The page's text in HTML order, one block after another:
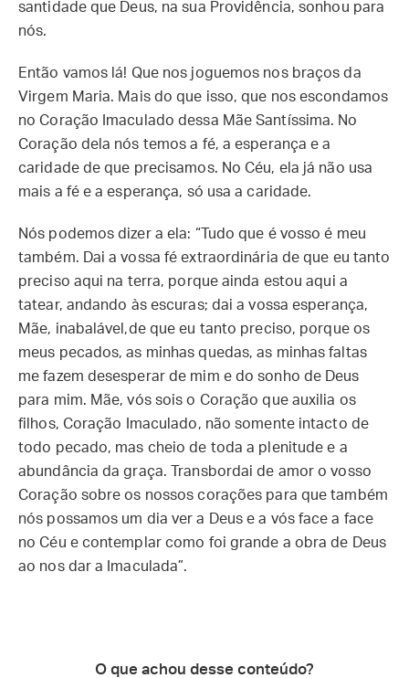
santidade que Deus, na sua Providência, sonhou para
nós.
Então vamos lá! Que nos joguemos nos braços da
Virgem Maria. Mais do que isso, que nos escondamos
no Coração Imaculado dessa Mãe Santíssima. No
Coração dela nós temos a fé, a esperança e a
caridade de que precisamos. No Céu, ela já não usa
mais a fé e a esperança, só usa a caridade.
Nós podemos dizer a ela: “Tudo que é vosso é meu
também. Dai a vossa fé extraordinária de que eu tanto
preciso aqui na terra, porque ainda estou aqui a
tatear, andando às escuras; dai a vossa esperança,
Mãe, inabalável,de que eu tanto preciso, porque os
meus pecados, as minhas quedas, as minhas faltas
me fazem desesperar de mim e do sonho de Deus
para mim. Mãe, vós sois o Coração que auxilia os
filhos, Coração Imaculado, não somente intacto de
todo pecado, mas cheio de toda a plenitude e a
abundância da graça. Transbordai de amor o vosso
Coração sobre os nossos corações para que também
nós possamos um dia ver a Deus e a vós face a face
no Céu e contemplar como foi grande a obra de Deus
ao nos dar a Imaculada”.
O que achou desse conteúdo?